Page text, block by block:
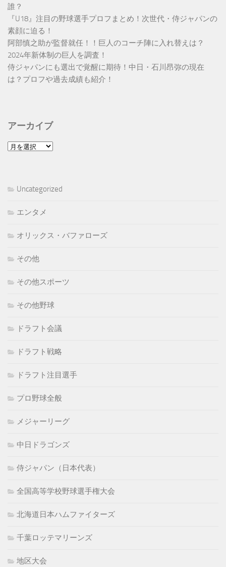
誰？
『U18』注目の野球選手プロフまとめ！次世代・侍ジャパンの
素顔に迫る！
阿部慎之助が監督就任！！巨人のコーチ陣に入れ替えは？
2024年新体制の巨人を調査！
侍ジャパンにも選出で覚醒に期待！中日・石川昂弥の現在
は？プロフや過去成績も紹介！
アーカイブ
ア
ブ
Uncategorized
エンタメ
オリックス・バファローズ
その他
その他スポーツ
その他野球
ドラフト会議
ドラフト戦略
ドラフト注目選手
プロ野球全般
メジャーリーグ
中日ドラゴンズ
侍ジャパン（日本代表）
全国高等学校野球選手権大会
北海道日本ハムファイターズ
千葉ロッテマリーンズ
地区大会